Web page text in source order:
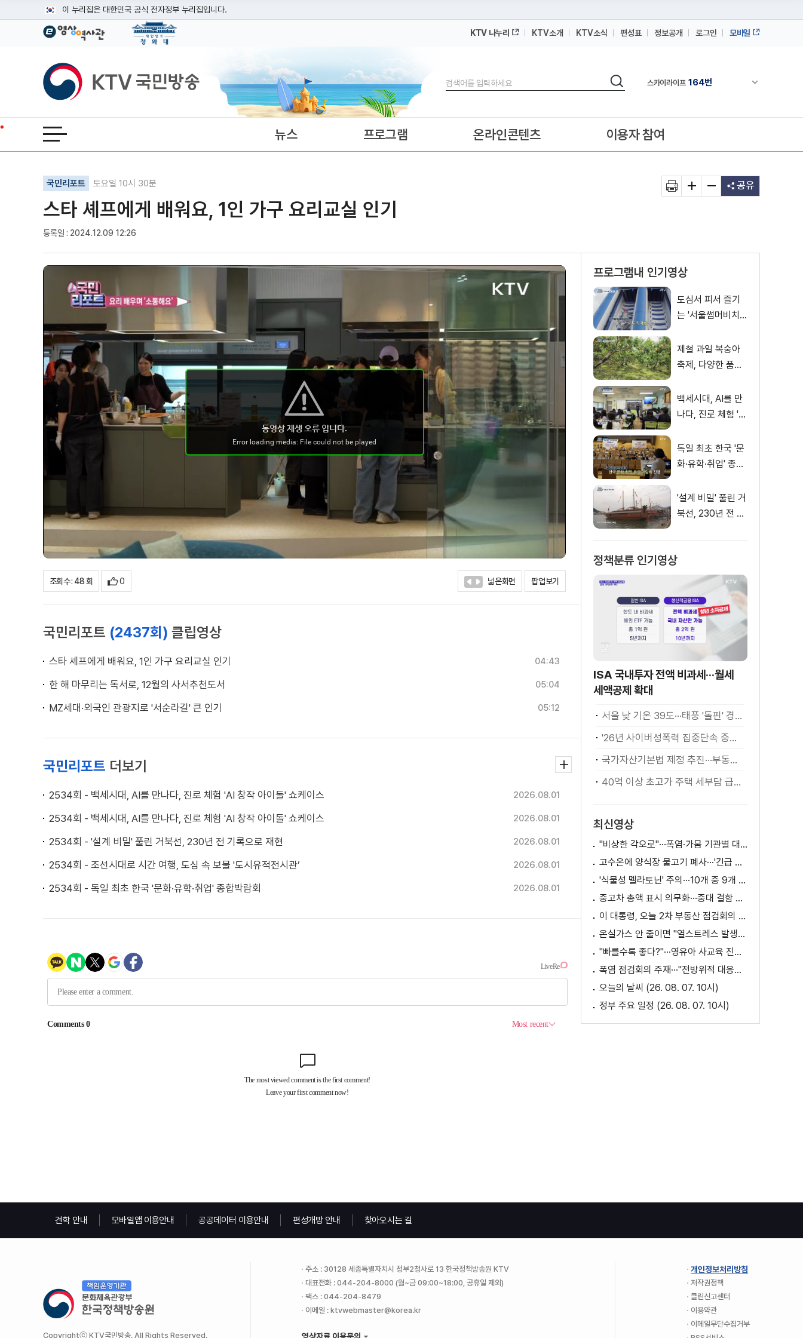
이 누리집은 대한민국 공식 전자정부 누리집입니다.
공식 누리집 주소 확인하기
이밖에 or.kr 또는 .kr등 다른 도메인 주소를 사용하고 있다면 아래 URL에서 도메인 주소를 확인해 보세요
운영중인 공식 누리집보기
KTV 나누리 KTV소개 KTV소식 편성표 정보공개 로그인 모바일
KTV국민방송
검색
검색 채널안내 펼쳐
스카이라이프 164번
스카이라이프 164번
스카이라이프
전체메뉴 열기 뉴스 프로그램 온라인콘텐츠 이용자 참여
국민리포트 토요일 10시 30분
스타 셰프에게 배워요, 1인 가구 요리교실 인기
등록일 : 2024.12.09 12:26
기사인쇄
글자확대
글자축소 공유
조회수 : 48 회 0 넓은화면 팝업보기
국민리포트 (2437회) 클립영상
스타 셰프에게 배워요, 1인 가구 요리교실 인기 04:43
한 해 마무리는 독서로, 12월의 사서추천도서 05:04
MZ세대·외국인 관광지로 '서순라길' 큰 인기 05:12
국민리포트 더보기
2534회 - 백세시대, AI를 만나다, 진로 체험 'AI 창작 아이돌' 쇼케이스 2026.08.01
2534회 - 백세시대, AI를 만나다, 진로 체험 'AI 창작 아이돌' 쇼케이스 2026.08.01
2534회 - '설계 비밀' 풀린 거북선, 230년 전 기록으로 재현 2026.08.01
2534회 - 조선시대로 시간 여행, 도심 속 보물 '도시유적전시관’ 2026.08.01
2534회 - 독일 최초 한국 '문화·유학·취업' 종합박람회 2026.08.01
프로그램내 인기영상
도심서 피서 즐기
는 '서울썸머비치'
제철 과일 복숭아
축제, 다양한 품종·
백세시대, AI를 만
나다, 진로 체험 'AI
이스
독일 최초 한국 '문
화·유학·취업' 종합
'설계 비밀' 풀린 거
북선, 230년 전 기
정책분류 인기영상
ISA 국내투자 전액 비과세···월세
세액공제 확대
서울 낮 기온 39도···태풍 '돌핀' 경로 변수
'26년 사이버성폭력 집중단속 중간성과 발표···향후 추진계획은?
국가자산기본법 제정 추진···부동산·주식 등 통합 관리
40억 이상 초고가 주택 세부담 급증···실수요자 보호 강화
최신영상
"비상한 각오로"···폭염·가뭄 기관별 대책은?
고수온에 양식장 물고기 폐사···'긴급 방류' 지원
'식물성 멜라토닌' 주의···10개 중 9개 처방 용량 초과
중고차 총액 표시 의무화···중대 결함 시 '계약 해제'
이 대통령, 오늘 2차 부동산 점검회의 주재
온실가스 안 줄이면 "열스트레스 발생일 29배 증가"
"빠를수록 좋다?"···영유아 사교육 진실과 해법은?
폭염 점검회의 주재···"전방위적 대응체계 가동"
오늘의 날씨 (26. 08. 07. 10시)
정부 주요 일정 (26. 08. 07. 10시)
견학 안내 모바일앱 이용안내 공공데이터 이용안내 편성개방 안내 찾아오시는 길
Copyrightⓒ KTV국민방송. All Rights Reserved.
주소 : 30128 세종특별자치시 정부2청사로 13 한국정책방송원 KTV
대표전화 : 044-204-8000 (월~금 09:00~18:00, 공휴일 제외)
팩스 : 044-204-8479
이메일 : ktvwebmaster@korea.kr
개인정보처리방침
저작권정책
클린신고센터
이용약관
이메일무단수집거부